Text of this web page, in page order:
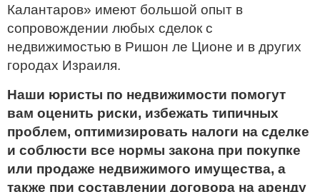
Калантаров» имеют большой опыт в
сопровождении любых сделок с
недвижимостью в Ришон ле Ционе и в других
городах Израиля.
Наши юристы по недвижимости помогут
вам оценить риски, избежать типичных
проблем, оптимизировать налоги на сделке
и соблюсти все нормы закона при покупке
или продаже недвижимого имущества, а
также при составлении договора на аренду